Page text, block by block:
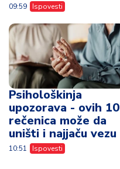
09:59 Ispovesti
Psihološkinja
upozorava - ovih 10
rečenica može da
uništi i najjaču vezu
10:51 Ispovesti